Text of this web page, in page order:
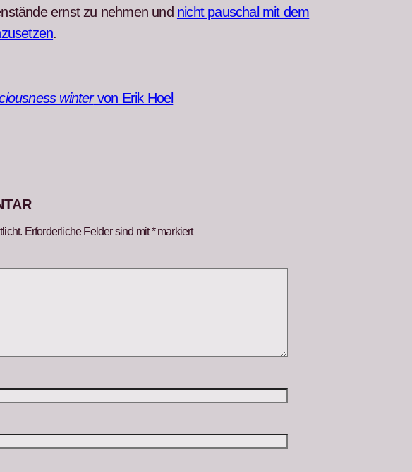
ernst zu nehmen und nicht pauschal mit dem
.
win­tervon Erik Hoel
Erforderliche Felder sind mit*markiert